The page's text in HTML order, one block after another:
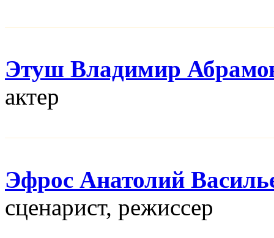
Этуш Владимир
актер
Эфрос Анатолий
сценарист, режисcер